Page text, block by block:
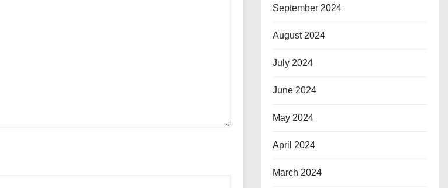
September 2024
August 2024
July 2024
June 2024
May 2024
April 2024
March 2024